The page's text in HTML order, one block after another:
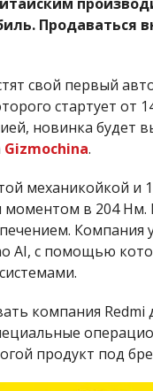
Продаваться
свой первый
стартует от
новинка будет
Gizmochina.
механикойкой и
в 204 Нм.
Компания
AI, с помощью
компания
продукт под